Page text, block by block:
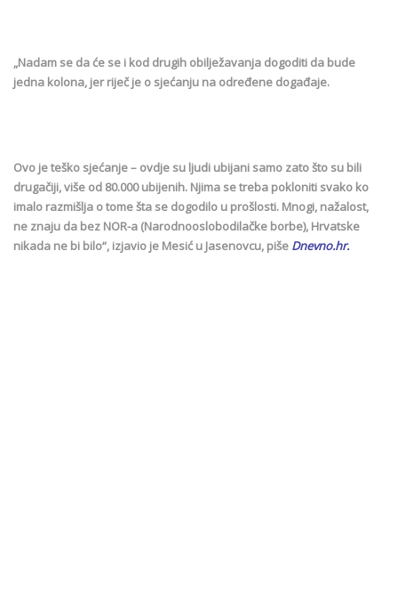
„Nadam se da će se i kod drugih obilježavanja dogoditi da bude
jedna kolona, jer riječ je o sjećanju na određene događaje.
Ovo je teško sjećanje – ovdje su ljudi ubijani samo zato što su bili
drugačiji, više od 80.000 ubijenih. Njima se treba pokloniti svako ko
imalo razmišlja o tome šta se dogodilo u prošlosti. Mnogi, nažalost,
ne znaju da bez NOR-a (Narodnooslobodilačke borbe), Hrvatske
nikada ne bi bilo“, izjavio je Mesić u Jasenovcu, piše Dnevno.hr.